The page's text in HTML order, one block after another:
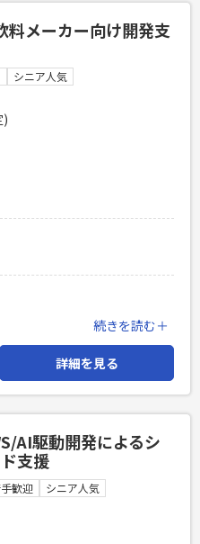
・基本設計、詳細設計 ・
・テスト計画、テスト実施
調査 ※調査・設計工程の比
験 ・JavaによるWebシステ
発経験4年以上
開発経験
メーカー向け開発支
シニア人気
)
計以降のフェーズに携わって
しては、Java, Spring Boot,
開発経験（※類似FWでも
発経験4年以上
開発経験
続きを読む＋
詳細を見る
AI駆動開発によるシ
支援
歓迎 シニア人気